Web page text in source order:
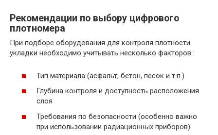
Рекомендации по выбору цифрового
плотномера
При подборе оборудования для контроля плотности
укладки необходимо учитывать несколько факторов:
Тип материала (асфальт, бетон, песок и т.п.)
Глубина контроля и доступность расположения
слоя
Требования по безопасности (особенно важно
при использовании радиационных приборов)